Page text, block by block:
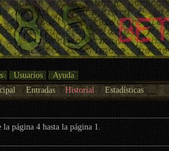
Usuarios
Ayuda
Entradas Historial Estadísticas
la página 4 hasta la página 1.